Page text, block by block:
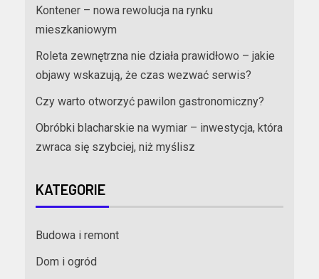
Kontener – nowa rewolucja na rynku
mieszkaniowym
Roleta zewnętrzna nie działa prawidłowo – jakie
objawy wskazują, że czas wezwać serwis?
Czy warto otworzyć pawilon gastronomiczny?
Obróbki blacharskie na wymiar – inwestycja, która
zwraca się szybciej, niż myślisz
KATEGORIE
Budowa i remont
Dom i ogród